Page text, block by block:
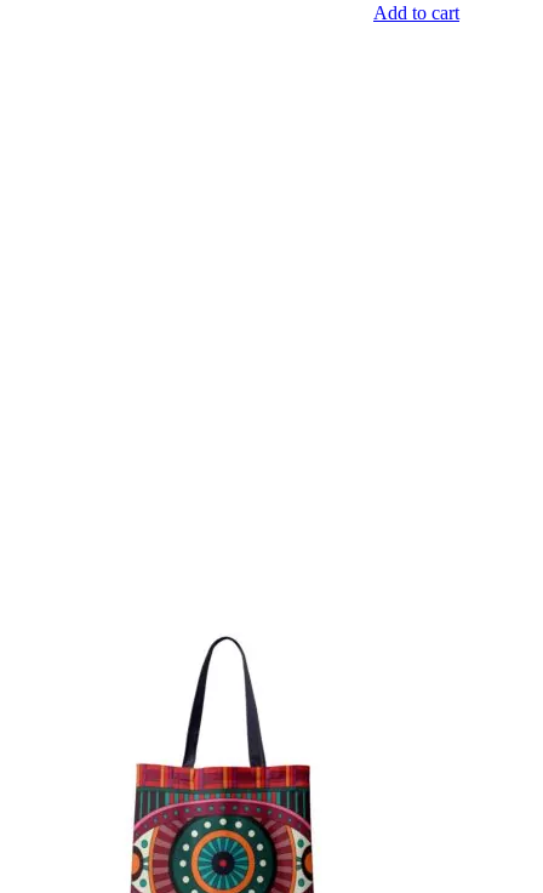
Add to cart